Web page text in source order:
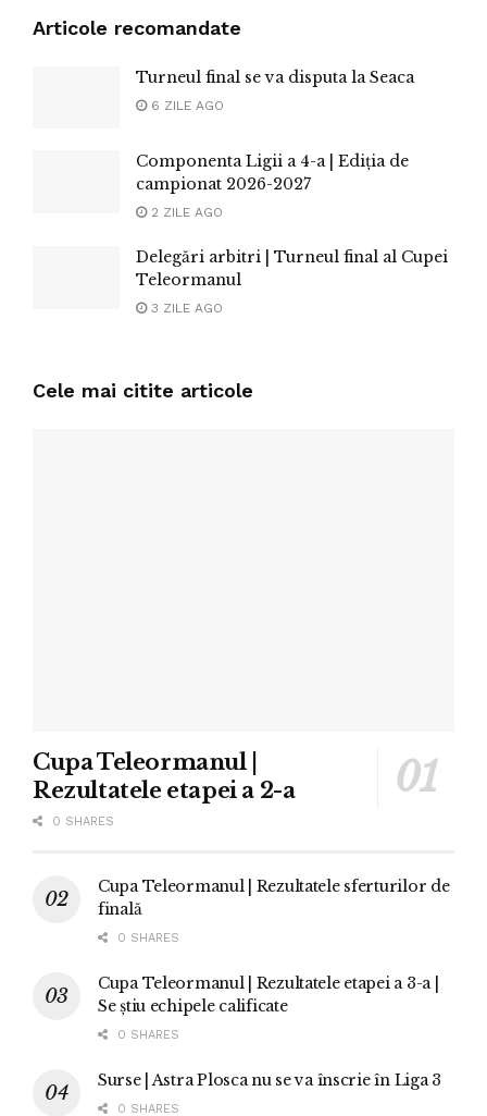
Articole recomandate
Turneul final se va disputa la Seaca
6 ZILE AGO
Componenta Ligii a 4-a | Ediția de
campionat 2026-2027
2 ZILE AGO
Delegări arbitri | Turneul final al Cupei
Teleormanul
3 ZILE AGO
Cele mai citite articole
Cupa Teleormanul |
Rezultatele etapei a 2-a
0 SHARES
Cupa Teleormanul | Rezultatele sferturilor de
finală
0 SHARES
Cupa Teleormanul | Rezultatele etapei a 3-a |
Se știu echipele calificate
0 SHARES
Surse | Astra Plosca nu se va înscrie în Liga 3
0 SHARES